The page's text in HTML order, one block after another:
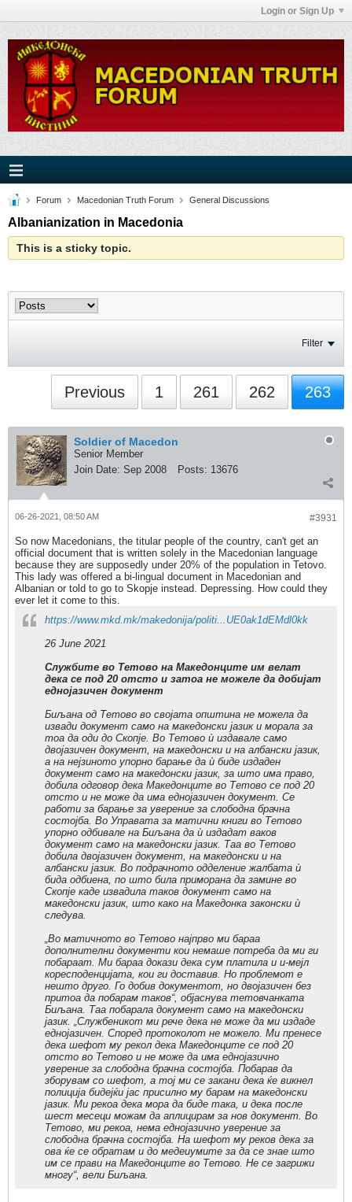
Login or Sign Up
Forum Macedonian Truth Forum General Discussions
Albanianization in Macedonia
This is a sticky topic.
Filter
Previous 1 261 262 263
Soldier of Macedon
Senior Member
Join Date: Sep 2008 Posts: 13676
#3931
06-26-2021, 08:50 AM
So now Macedonians, the titular people of the country, can't get an
official document that is written solely in the Macedonian language
because they are supposedly under 20% of the population in Tetovo.
This lady was offered a bi-lingual document in Macedonian and
Albanian or told to go to Skopje instead. Depressing. How could they
ever let it come to this.
https://www.mkd.mk/makedonija/politi...UE0ak1dEMdl0kk
26 June 2021
Службите во Тетово на Македонците им велат
дека се под 20 отсто и затоа не можеле да добијат
еднојазичен документ
Биљана од Тетово во својата општина не можела да
извади документ само на македонски јазик и морала за
тоа да оди до Скопје. Во Тетово ѝ издавале само
двојазичен документ, на македонски и на албански јазик,
а на нејзиното упорно барање да ѝ биде издаден
документ само на македонски јазик, за што има право,
добила одговор дека Македонците во Тетово се под 20
отсто и не може да има еднојазичен документ. Се
работи за барање за уверение за слободна брачна
состојба. Во Управата за матични книги во Тетово
упорно одбивале на Биљана да ѝ издадат ваков
документ само на македонски јазик. Таа во Тетово
добила двојазичен документ, на македонски и на
албански јазик. Во подрачното одделение жалбата ѝ
бида одбиена, по што била приморана да замине во
Скопје каде извадила таков документ само на
македонски јазик, што како на Македонка законски ѝ
следува.
„Во матичното во Тетово најпрво ми бараа
дополнителни документи кои немаше потреба да ми ги
побараат. Ми бараа докази дека сум платила и и-мејл
коресподенцијата, кои ги доставив. Но проблемот е
нешто друго. Го добив документот, но двојазичен без
притоа да побарам таков“, објаснува тетовчанката
Биљана. Таа побарала документ само на македонски
јазик. „Службеникот ми рече дека не може да ми издаде
еднојазичен. Според протоколот не можело. Ми пренесе
дека шефот му рекол дека Македонците се под 20
отсто во Тетово и не може да има еднојазично
уверение за слободна брачна состојба. Побарав да
зборувам со шефот, а тој ми се закани дека ќе викнел
полиција бидејќи јас присилно му барам на македонски
јазик. Ми рекоа дека мора да биде така, и дека после
шест месеци можам да аплицирам за нов документ. Во
Тетово, ми рекоа, нема еднојазично уверение за
слободна брачна состојба. На шефот му реков дека за
ова ќе се обратам и до медеиумите за да се знае што
им се прави на Македонците во Тетово. Не се загрижи
многу“, вели Биљана.